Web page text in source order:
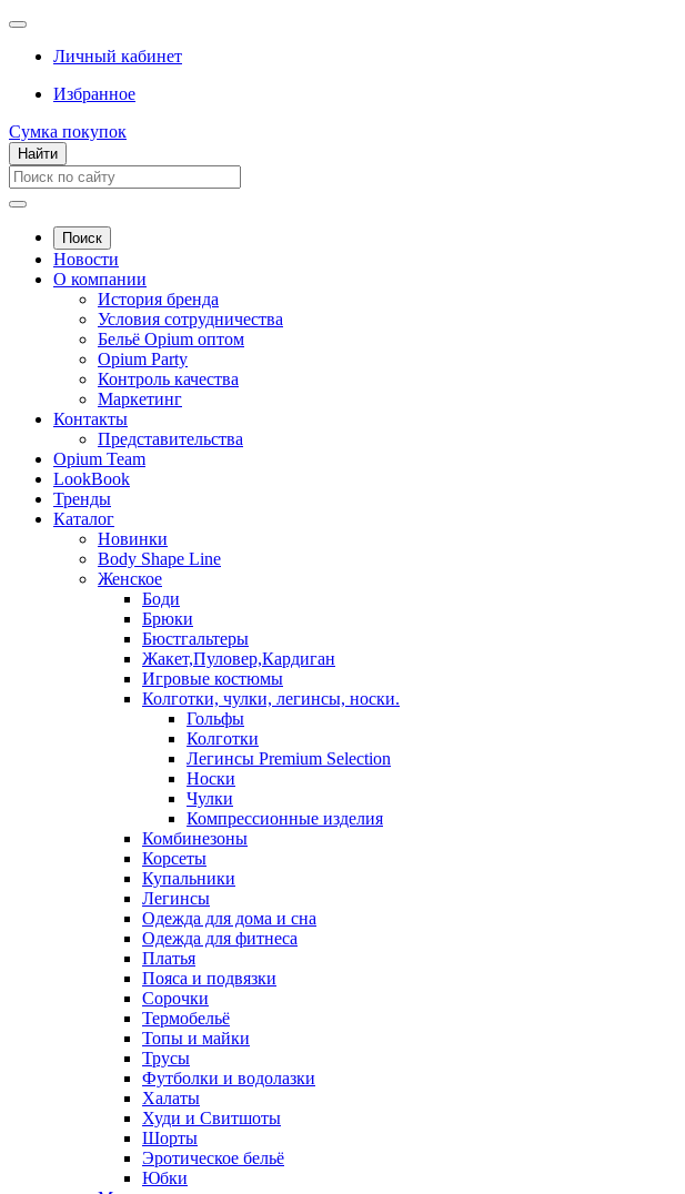
Личный кабинет
Избранное
Сумка покупок
Найти
Поиск
Новости
О компании
История бренда
Условия сотрудничества
Бельё Opium оптом
Opium Party
Контроль качества
Маркетинг
Контакты
Представительства
Opium Team
LookBook
Тренды
Каталог
Новинки
Body Shape Line
Женское
Боди
Брюки
Бюстгальтеры
Жакет,Пуловер,Кардиган
Игровые костюмы
Колготки, чулки, легинсы, носки.
Гольфы
Колготки
Легинсы Premium Selection
Носки
Чулки
Компрессионные изделия
Комбинезоны
Корсеты
Купальники
Легинсы
Одежда для дома и сна
Одежда для фитнеса
Платья
Пояса и подвязки
Сорочки
Термобельё
Топы и майки
Трусы
Футболки и водолазки
Халаты
Худи и Свитшоты
Шорты
Эротическое бельё
Юбки